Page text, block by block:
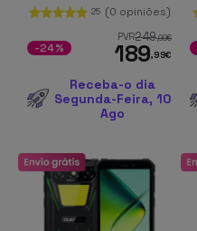
25 (0 opiniões)
PVR249,99€
189,99€
-24%
Receba-o dia
Segunda-Feira, 10
Ago